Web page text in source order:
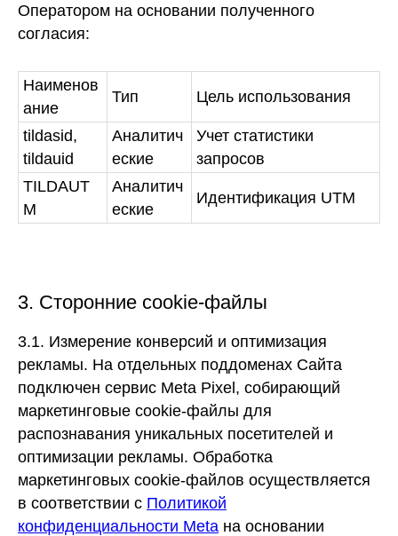
Оператором на основании полученного
согласия:
Наименов
ание
Тип Цель использования
tildasid,
tildauid
Аналитич
еские
Учет статистики
запросов
TILDAUT
M
Аналитич
еские
Идентификация UTM
3. Сторонние cookie-файлы
3.1. Измерение конверсий и оптимизация
рекламы. На отдельных поддоменах Сайта
подключен сервис Meta Pixel, собирающий
маркетинговые cookie-файлы для
распознавания уникальных посетителей и
оптимизации рекламы. Обработка
маркетинговых cookie-файлов осуществляется
в соответствии с Политикой
конфиденциальности Meta на основании